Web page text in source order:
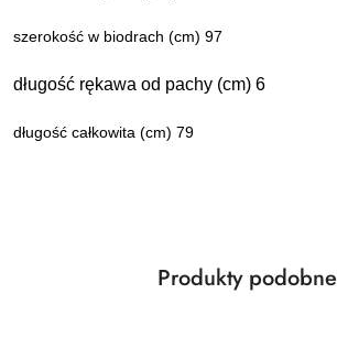
szerokość w biodrach (cm) 97
długość rękawa od pachy (cm) 6
długość całkowita (cm) 79
Pomiń karuzelę produktów
Produkty
Produkty podobne